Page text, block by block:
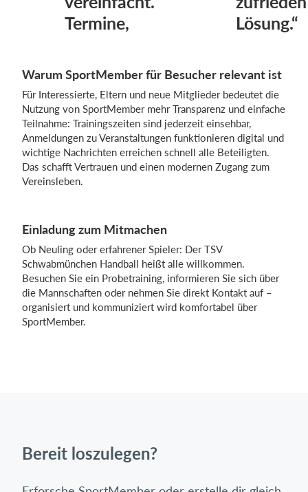
Termine,
Lösung.“
Warum SportMember für Besucher relevant ist
Für Interessierte, Eltern und neue Mitglieder bedeutet die
Nutzung von SportMember mehr Transparenz und einfache
Teilnahme: Trainingszeiten sind jederzeit einsehbar,
Anmeldungen zu Veranstaltungen funktionieren digital und
wichtige Nachrichten erreichen schnell alle Beteiligten.
Das schafft Vertrauen und einen modernen Zugang zum
Vereinsleben.
Einladung zum Mitmachen
Ob Neuling oder erfahrener Spieler: Der TSV
Schwabmünchen Handball heißt alle willkommen.
Besuchen Sie ein Probetraining, informieren Sie sich über
die Mannschaften oder nehmen Sie direkt Kontakt auf –
organisiert und kommuniziert wird komfortabel über
SportMember.
Bereit loszulegen?